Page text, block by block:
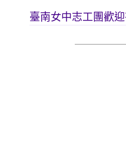
臺南女中志工團歡